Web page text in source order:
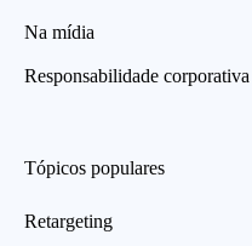
Na mídia
Responsabilidade corporativa
Tópicos populares
Retargeting